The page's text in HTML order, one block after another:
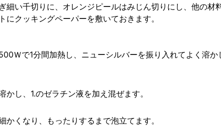
細い千切りに、オレンジピールはみじん切りにし、他の材
クッキングペーパーを敷いておきます。
Ｗで1分間加熱し、ニューシルバーを振り入れてよく溶か
し、1.のゼラチン液を加え混ぜます。
くなり、もったりするまで泡立てます。